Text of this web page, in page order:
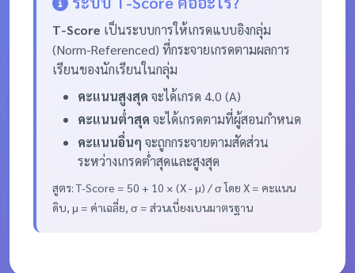
T-Score เป็นระบบการให้เกรดแบบอิงกลุ่ม
(Norm-Referenced) ที่กระจายเกรดตามผลการ
เรียนของนักเรียนในกลุ่ม
คะแนนสูงสุด จะได้เกรด 4.0 (A)
คะแนนต่ำสุด จะได้เกรดตามที่ผู้สอนกำหนด
คะแนนอื่นๆ จะถูกกระจายตามสัดส่วน
ระหว่างเกรดต่ำสุดและสูงสุด
สูตร: T-Score = 50 + 10 × (X - μ) / σ โดย X = คะแนน
ดิบ, μ = ค่าเฉลี่ย, σ = ส่วนเบี่ยงเบนมาตรฐาน